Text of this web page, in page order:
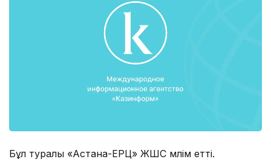
Бұл туралы «Астана-ЕРЦ» ЖШС мәлім етті.